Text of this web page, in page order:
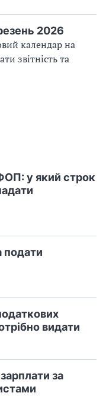
2026
календар на
звітність та
у який строк
подати
видати
за